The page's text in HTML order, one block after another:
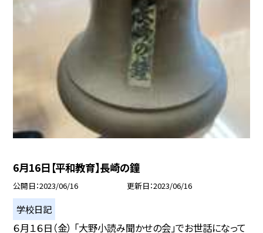
6月16日【平和教育】長崎の鐘
公開日 2023/06/16 更新日 2023/06/16
学校日記
６月１６日（金） 「大野小読み聞かせの会」でお世話になって